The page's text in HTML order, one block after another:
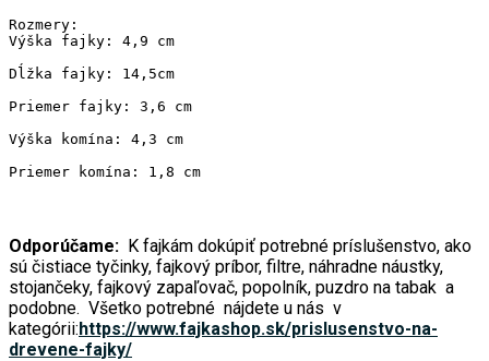
Rozmery:
Výška fajky: 4,9 cm
Dĺžka fajky: 14,5cm
Priemer fajky: 3,6 cm
Výška komína: 4,3 cm
Priemer komína: 1,8 cm
Odporúčame: K fajkám dokúpiť potrebné príslušenstvo, ako
sú čistiace tyčinky, fajkový príbor, filtre, náhradne náustky,
stojančeky, fajkový zapaľovač, popolník, puzdro na tabak a
podobne. Všetko potrebné nájdete u nás v
kategórii:https://www.fajkashop.sk/prislusenstvo-na-
drevene-fajky/